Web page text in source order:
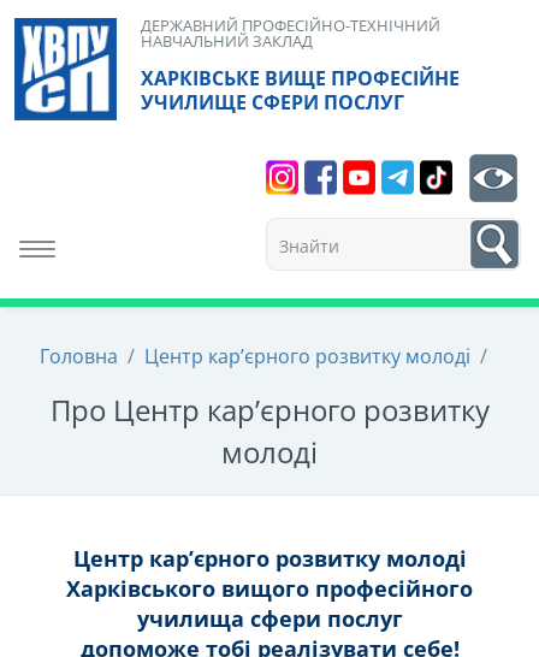
Skip
content
ХАРКІВСЬКЕ ВИЩЕ ПРОФЕСІЙНЕ
УЧИЛИЩЕ СФЕРИ ПОСЛУГ
ДЕРЖАВНИЙ ПРОФЕСІЙНО-ТЕХНІЧНИЙ
НАВЧАЛЬНИЙ ЗАКЛАД
Toggle navigation
1
Головна / Центр кар’єрного розвитку молоді /
Про Центр кар’єрного розвитку
молоді
Центр кар’єрного розвитку молоді
Харківського вищого професійного
училища сфери послуг
допоможе тобі реалізувати себе!